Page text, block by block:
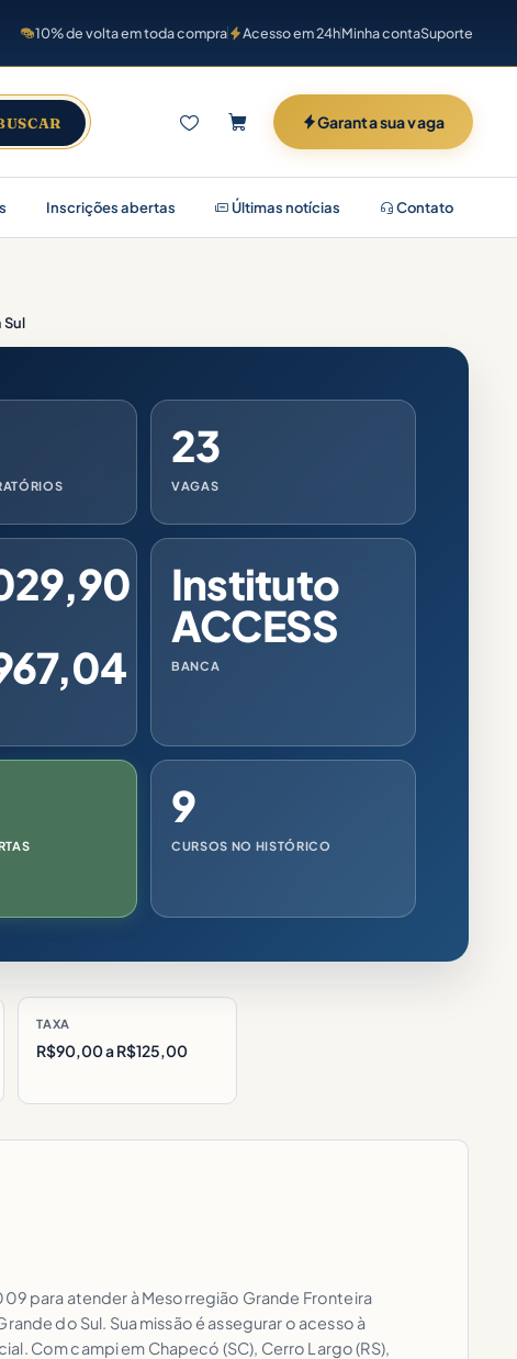
10% de volta em toda compra Acesso em 24hMinha contaSuporte
Garanta sua vaga
Inscrições abertas Últimas notícias Contato
Sul
23
VAGAS
Instituto
ACCESS
BANCA
9
CURSOS NO HISTÓRICO
TAXA
R$90,00 a R$125,00
para atender à Mesorregião Grande Fronteira
do Sul. Sua missão é assegurar o acesso à
Com campi em Chapecó (SC), Cerro Largo (RS),